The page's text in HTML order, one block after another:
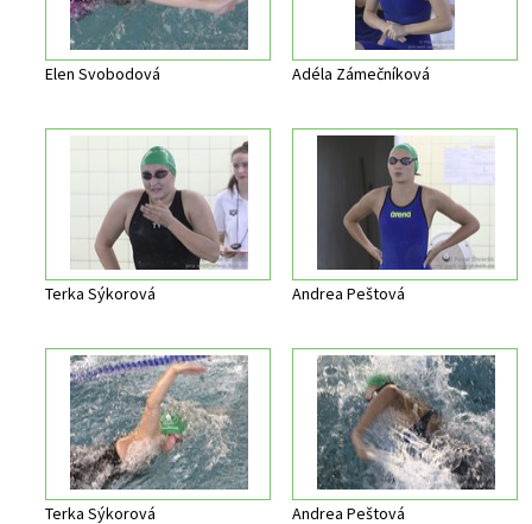
Elen Svobodová Adéla Zámečníková
Terka Sýkorová Andrea Peštová
Terka Sýkorová Andrea Peštová